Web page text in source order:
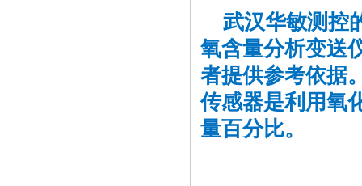
武汉华敏测控
氧含量分析变送
者提供参考依据
传感器是利用氧
量百分比。